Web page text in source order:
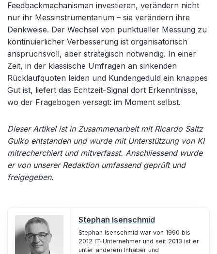
Feedbackmechanismen investieren, verändern nicht
nur ihr Messinstrumentarium – sie verändern ihre
Denkweise. Der Wechsel von punktueller Messung zu
kontinuierlicher Verbesserung ist organisatorisch
anspruchsvoll, aber strategisch notwendig. In einer
Zeit, in der klassische Umfragen an sinkenden
Rücklaufquoten leiden und Kundengeduld ein knappes
Gut ist, liefert das Echtzeit-Signal dort Erkenntnisse,
wo der Fragebogen versagt: im Moment selbst.
Dieser Artikel ist in Zusammenarbeit mit Ricardo Saltz
Gulko entstanden und wurde mit Unterstützung von KI
mitrecherchiert und mitverfasst. Anschliessend wurde
er von unserer Redaktion umfassend geprüft und
freigegeben.
Stephan Isenschmid
Stephan Isenschmid war von 1990 bis
2012 IT-Unternehmer und seit 2013 ist er
unter anderem Inhaber und